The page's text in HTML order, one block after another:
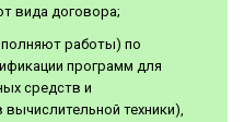
вида договора;
работы) по
программ для
средств и
техники),